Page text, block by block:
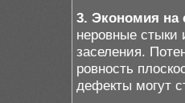
3. Экономия на
неровные
заселения.
ровность
дефекты могут